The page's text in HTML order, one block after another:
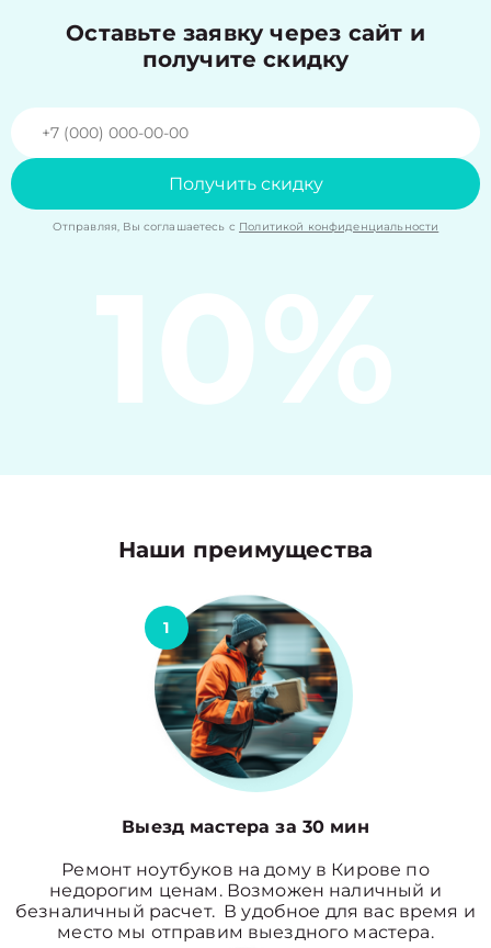
Оставьте заявку через сайт и
получите скидку
Получить скидку
Отправляя, Вы соглашаетесь с Политикой конфиденциальности
10%
Наши преимущества
1
Выезд мастера за 30 мин
Ремонт ноутбуков на дому в Кирове по
недорогим ценам. Возможен наличный и
безналичный расчет. В удобное для вас время и
место мы отправим выездного мастера.